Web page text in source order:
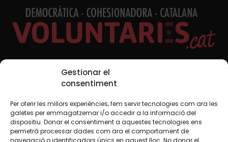
Gestionar el
consentiment
Per oferir les millors experiències, fem servir tecnologies com ara les
galetes per emmagatzemar i/o accedir a la informació del
dispositiu. Donar el consentiment a aquestes tecnologies ens
permetrà processar dades com ara el comportament de
navegació o identificadors únics en aquest lloc. No donar el
Xarxes Socials
TWT YTB IG FB IN